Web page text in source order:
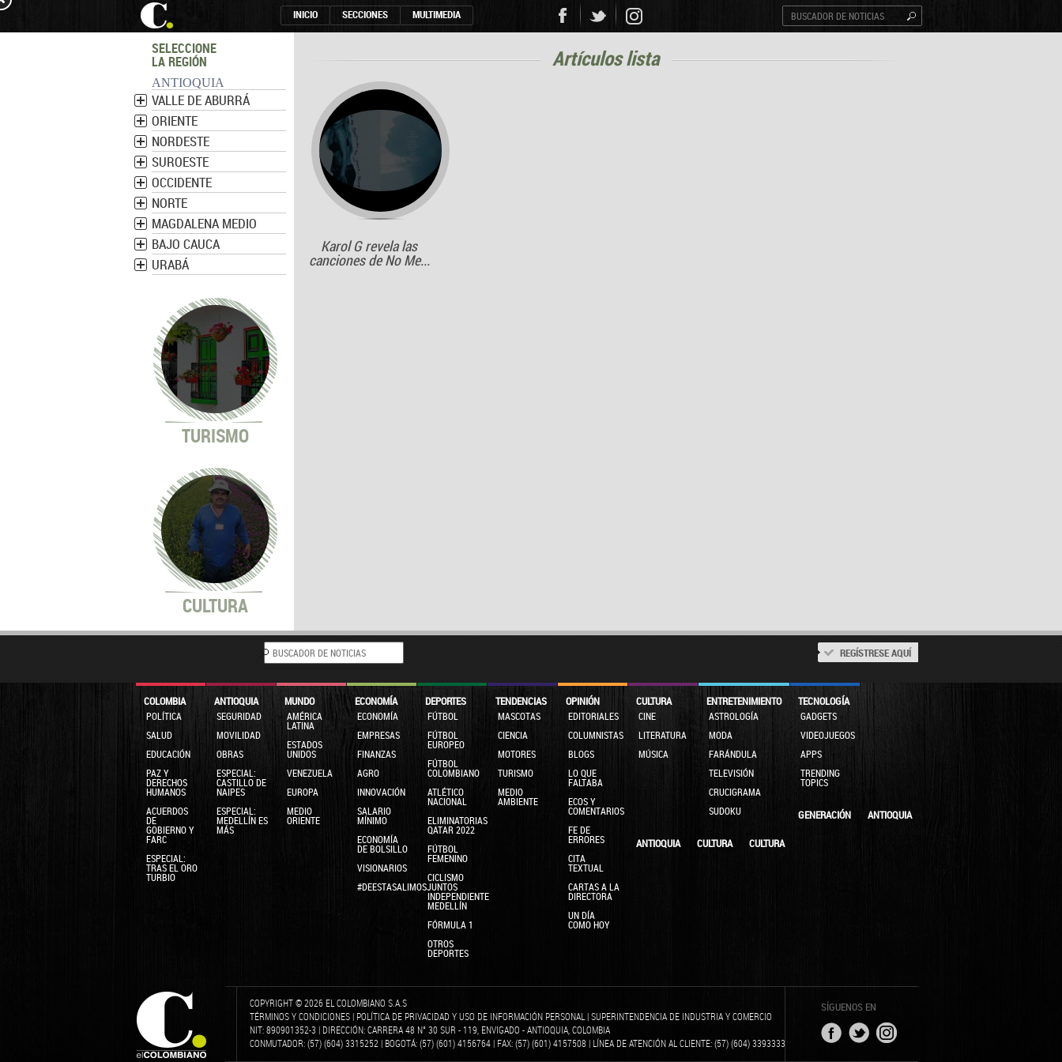
INICIO SECCIONES MULTIMEDIA
SELECCIONE
LA REGIÓN
ANTIOQUIA
VALLE DE ABURRÁ
ORIENTE
NORDESTE
SUROESTE
OCCIDENTE
NORTE
MAGDALENA MEDIO
BAJO CAUCA
URABÁ
TURISMO
CULTURA
artículos lista
Karol G revela las
canciones de No Me...
REGÍSTRESE AQUÍ
COLOMBIA
POLÍTICA
SALUD
EDUCACIÓN
PAZ Y
DERECHOS
HUMANOS
ACUERDOS
DE
GOBIERNO Y
FARC
ESPECIAL:
TRAS EL ORO
TURBIO
ANTIOQUIA
SEGURIDAD
MOVILIDAD
OBRAS
ESPECIAL:
CASTILLO DE
NAIPES
ESPECIAL:
MEDELLÍN ES
MÁS
MUNDO
AMÉRICA
LATINA
ESTADOS
UNIDOS
VENEZUELA
EUROPA
MEDIO
ORIENTE
ECONOMÍA
ECONOMÍA
EMPRESAS
FINANZAS
AGRO
INNOVACIÓN
SALARIO
MÍNIMO
ECONOMÍA
DE BOLSILLO
VISIONARIOS
#DEESTASALIMOSJUNTOS
DEPORTES
FÚTBOL
FÚTBOL
EUROPEO
FÚTBOL
COLOMBIANO
ATLÉTICO
NACIONAL
ELIMINATORIAS
QATAR 2022
FÚTBOL
FEMENINO
CICLISMO
INDEPENDIENTE
MEDELLÍN
FÓRMULA 1
OTROS
DEPORTES
TENDENCIAS
MASCOTAS
CIENCIA
MOTORES
TURISMO
MEDIO
AMBIENTE
OPINIÓN
EDITORIALES
COLUMNISTAS
BLOGS
LO QUE
FALTABA
ECOS Y
COMENTARIOS
FE DE
ERRORES
CITA
TEXTUAL
CARTAS A LA
DIRECTORA
UN DÍA
COMO HOY
CULTURA
CINE
LITERATURA
MÚSICA
ENTRETENIMIENTO
ASTROLOGÍA
MODA
FARÁNDULA
TELEVISIÓN
CRUCIGRAMA
SUDOKU
TECNOLOGÍA
GADGETS
VIDEOJUEGOS
APPS
TRENDING
TOPICS
GENERACIÓN
ANTIOQUIA
ANTIOQUIA
CULTURA CULTURA
COPYRIGHT © 2026 EL COLOMBIANO S.A.S
TÉRMINOS Y CONDICIONES | POLÍTICA DE PRIVACIDAD Y USO DE INFORMACIÓN PERSONAL |SUPERINTENDENCIA DE INDUSTRIA Y COMERCIO
NIT: 890901352-3 | DIRECCIÓN: CARRERA 48 N° 30 SUR - 119, ENVIGADO - ANTIOQUIA, COLOMBIA
CONMUTADOR: (57) (604) 3315252 | BOGOTÁ: (57) (601) 4156764 | FAX: (57) (601) 4157508 | LÍNEA DE ATENCIÓN AL CLIENTE: (57) (604) 3393333
SÍGUENOS EN